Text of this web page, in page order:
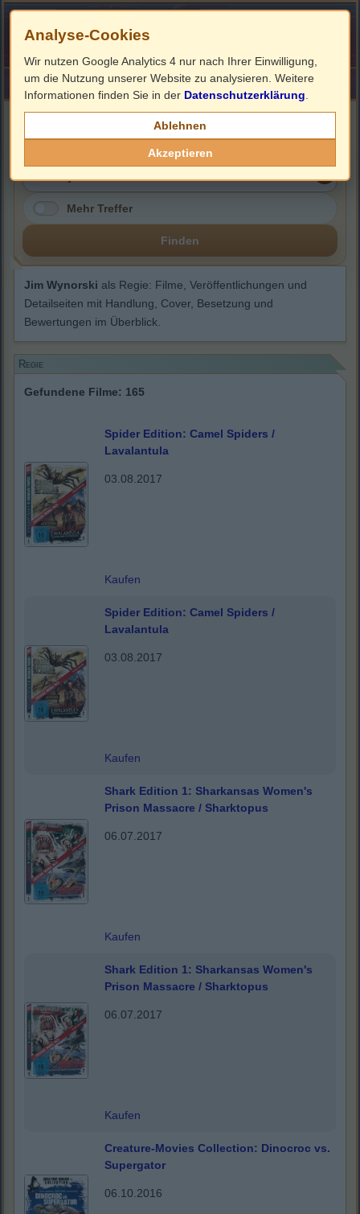
HOME ImpressumLinks
Jim Wynorski
Mehr Treffer
Finden
Jim Wynorski als Regie: Filme, Veröffentlichungen und
Detailseiten mit Handlung, Cover, Besetzung und
Bewertungen im Überblick.
Regie
Gefundene Filme: 165
Spider Edition: Camel Spiders /
Lavalantula
03.08.2017
Kaufen
Spider Edition: Camel Spiders /
Lavalantula
03.08.2017
Kaufen
Shark Edition 1: Sharkansas Women's
Prison Massacre / Sharktopus
06.07.2017
Kaufen
Shark Edition 1: Sharkansas Women's
Prison Massacre / Sharktopus
06.07.2017
Kaufen
Creature-Movies Collection: Dinocroc vs.
Supergator
06.10.2016
Analyse-Cookies
Wir nutzen Google Analytics 4 nur nach Ihrer Einwilligung,
um die Nutzung unserer Website zu analysieren. Weitere
Informationen finden Sie in der Datenschutzerklärung
Ablehnen
Akzeptieren